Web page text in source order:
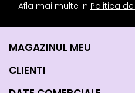
Afla mai multe in Politica
MAGAZINUL MEU
CLIENTI